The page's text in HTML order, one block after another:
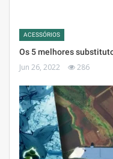
ACESSÓRIOS
Os 5 melhores
Jun 26, 2022 286